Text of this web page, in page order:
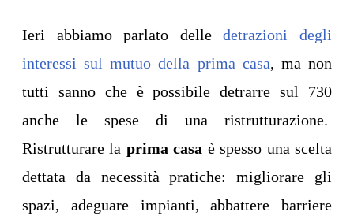
Ieri abbiamo parlato delledetrazioni degli
interessi sul mutuo della prima casa, ma non
tutti sanno che è possibile detrarre sul 730
anche le spese di una ristrutturazione.
Ristrutturare la prima casa è spesso una scelta
dettata da necessità pratiche: migliorare gli
spazi, adeguare impianti, abbattere barriere